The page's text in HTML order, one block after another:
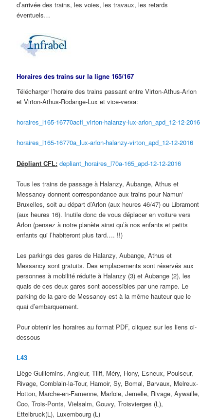
d’arrivée des trains, les voies, les travaux, les retards
éventuels…
Horaires des trains sur la ligne 165/167
Télécharger l’horaire des trains passant entre Virton-Athus-Arlon
et Virton-Athus-Rodange-Lux et vice-versa:
horaires_l165-16770acfl_virton-halanzy-lux-arlon_apd_12-12-2016
horaires_l165-16770a_lux-arlon-halanzy-virton_apd_12-12-2016
Dépliant CFL: depliant_horaires_l70a-165_apd-12-12-2016
Tous les trains de passage à Halanzy, Aubange, Athus et
Messancy donnent correspondance aux trains pour Namur/
Bruxelles, soit au départ d’Arlon (aux heures 46/47) ou Libramont
(aux heures 16). Inutile donc de vous déplacer en voiture vers
Arlon (pensez à notre planète ainsi qu’à nos enfants et petits
enfants qui l’habiteront plus tard…. !!)
Les parkings des gares de Halanzy, Aubange, Athus et
Messancy sont gratuits. Des emplacements sont réservés aux
personnes à mobilité réduite à Halanzy (3) et Aubange (2), les
quais de ces deux gares sont accessibles par une rampe. Le
parking de la gare de Messancy est à la même hauteur que le
quai d’embarquement.
Pour obtenir les horaires au format PDF, cliquez sur les liens ci-
dessous
L43
Liège-Guillemins, Angleur, Tilff, Méry, Hony, Esneux, Poulseur,
Rivage, Comblain-la-Tour, Hamoir, Sy, Bomal, Barvaux, Melreux-
Hotton, Marche-en-Famenne, Marloie, Jemelle, Rivage, Aywaille,
Coo, Trois-Ponts, Vielsalm, Gouvy, Troisvierges (L),
Ettelbruck(L), Luxembourg (L)